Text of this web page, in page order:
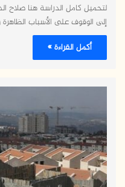
لتحميل كامل الدراسة هنا
إلى الوقوف على الأسباب الظاهرة
أكمل القراءة »